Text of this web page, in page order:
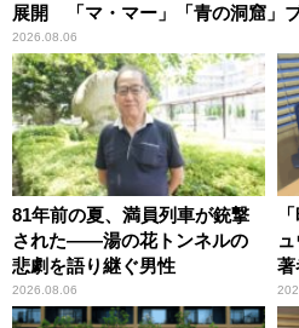
展開 「マ・マー」「青の洞窟」
2026.08.06
81年前の夏、満員列車が銃撃
された――湯の花トンネルの
悲劇を語り継ぐ男性
2026.08.06
著
恵